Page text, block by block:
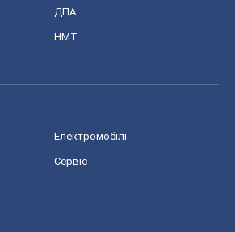
ДПА
НМТ
Електромобілі
Сервіс